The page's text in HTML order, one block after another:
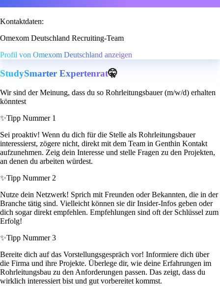
Kontaktdaten:
Omexom Deutschland Recruiting-Team
Profil von Omexom Deutschland anzeigen
StudySmarter Expertenrat🤫
Wir sind der Meinung, dass du so Rohrleitungsbauer (m/w/d) erhalten
könntest
✨Tipp Nummer 1
Sei proaktiv! Wenn du dich für die Stelle als Rohrleitungsbauer
interessierst, zögere nicht, direkt mit dem Team in Genthin Kontakt
aufzunehmen. Zeig dein Interesse und stelle Fragen zu den Projekten,
an denen du arbeiten würdest.
✨Tipp Nummer 2
Nutze dein Netzwerk! Sprich mit Freunden oder Bekannten, die in der
Branche tätig sind. Vielleicht können sie dir Insider-Infos geben oder
dich sogar direkt empfehlen. Empfehlungen sind oft der Schlüssel zum
Erfolg!
✨Tipp Nummer 3
Bereite dich auf das Vorstellungsgespräch vor! Informiere dich über
die Firma und ihre Projekte. Überlege dir, wie deine Erfahrungen im
Rohrleitungsbau zu den Anforderungen passen. Das zeigt, dass du
wirklich interessiert bist und gut vorbereitet kommst.